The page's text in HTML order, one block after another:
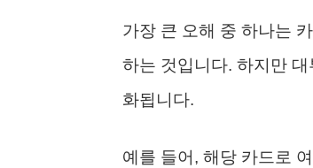
가장 큰 오해 중 하나는
하는 것입니다. 하지만
화됩니다.
예를 들어, 해당 카드로